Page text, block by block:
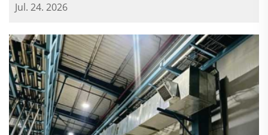
spitale de urgență, oferind furnizare, instal...
Jul. 24. 2026